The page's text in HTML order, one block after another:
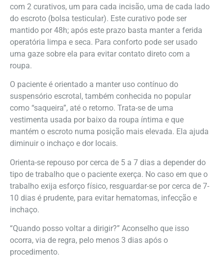
com 2 curativos, um para cada incisão, uma de cada lado
do escroto (bolsa testicular). Este curativo pode ser
mantido por 48h; após este prazo basta manter a ferida
operatória limpa e seca. Para conforto pode ser usado
uma gaze sobre ela para evitar contato direto com a
roupa.
O paciente é orientado a manter uso contínuo do
suspensório escrotal, também conhecida no popular
como “saqueira”, até o retorno. Trata-se de uma
vestimenta usada por baixo da roupa íntima e que
mantém o escroto numa posição mais elevada. Ela ajuda
diminuir o inchaço e dor locais.
Orienta-se repouso por cerca de 5 a 7 dias a depender do
tipo de trabalho que o paciente exerça. No caso em que o
trabalho exija esforço físico, resguardar-se por cerca de 7-
10 dias é prudente, para evitar hematomas, infecção e
inchaço.
“Quando posso voltar a dirigir?” Aconselho que isso
ocorra, via de regra, pelo menos 3 dias após o
procedimento.